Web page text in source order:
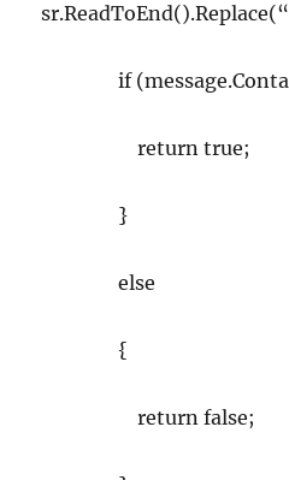
if
return true;
}
else
{
return false;